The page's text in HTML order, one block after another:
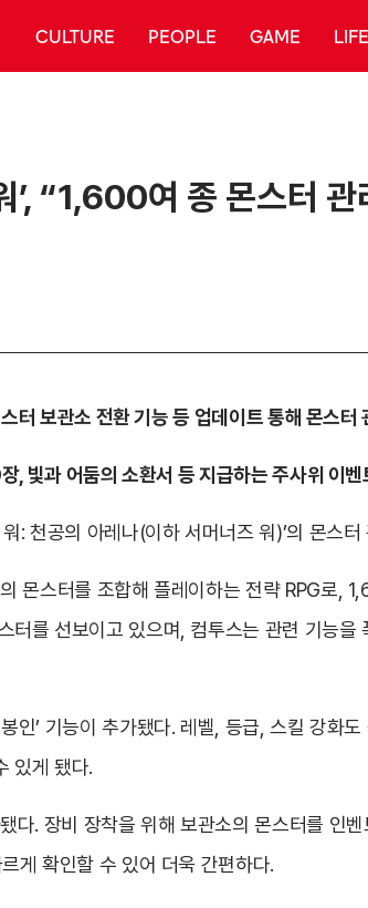
CULTURE PEOPLE GAME LIFE
’, “1,600여 종 몬스터
스터 보관소 전환 기능 등 업데이트 통해 몬스터
, 빛과 어둠의 소환서 등 지급하는 주사위 이벤
: 천공의 아레나(이하 서머너즈 워)’의 몬스
몬스터를 조합해 플레이하는 전략 RPG로
터를 선보이고 있으며, 컴투스는 관련 기능
인’ 기능이 추가됐다. 레벨, 등급, 스킬 강
있게 됐다.
다. 장비 장착을 위해 보관소의 몬스터를
게 확인할 수 있어 더욱 간편하다.